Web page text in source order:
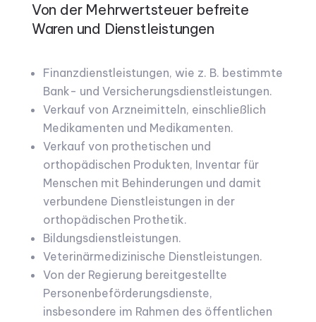
Von der Mehrwertsteuer befreite
Waren und Dienstleistungen
Finanzdienstleistungen, wie z. B. bestimmte
Bank- und Versicherungsdienstleistungen.
Verkauf von Arzneimitteln, einschließlich
Medikamenten und Medikamenten.
Verkauf von prothetischen und
orthopädischen Produkten, Inventar für
Menschen mit Behinderungen und damit
verbundene Dienstleistungen in der
orthopädischen Prothetik.
Bildungsdienstleistungen.
Veterinärmedizinische Dienstleistungen.
Von der Regierung bereitgestellte
Personenbeförderungsdienste,
insbesondere im Rahmen des öffentlichen